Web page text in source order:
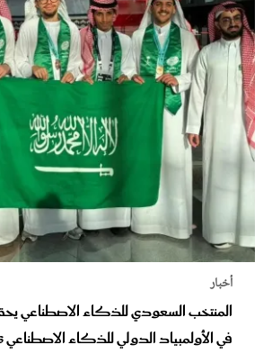
أخبار
في الأولمبياد الدولي للذكاء الاصطناعي 2026